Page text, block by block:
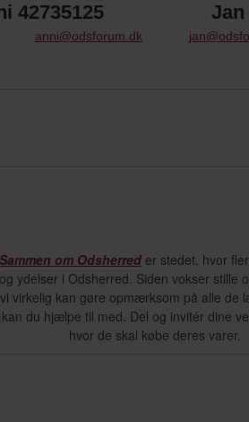
42735125 Jan
anni@odsforum.dk
Sammen om Odsherred er stedet, hvor
ydelser i Odsherred. Siden vokser stille
virkelig kan gøre opmærksom på alle de
du hjælpe til med. Del og invitér dine
hvor de skal købe deres varer.